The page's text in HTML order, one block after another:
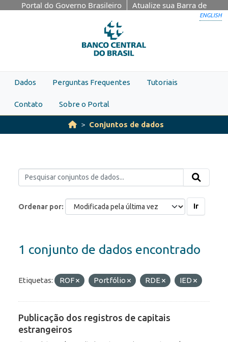
Skip to main content
Portal do Governo Brasileiro
Atualize sua Barra de
ENGLISH
Dados Perguntas Frequentes Tutoriais
Contato Sobre o Portal
Conjuntos de dados
Ordenar por Ir
1 conjunto de dados encontrado
Etiquetas: ROF Portfólio RDE IED
Publicação dos registros de capitais
estrangeiros